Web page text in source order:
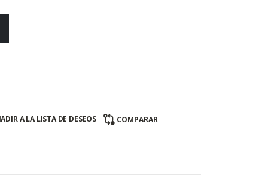
A LA LISTA DE DESEOS COMPARAR